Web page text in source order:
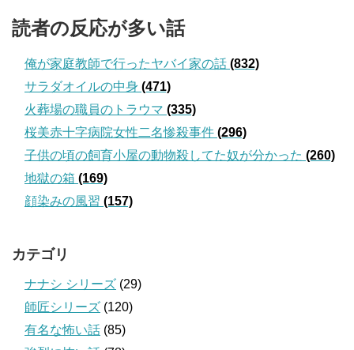
読者の反応が多い話
俺が家庭教師で行ったヤバイ家の話 (832)
サラダオイルの中身 (471)
火葬場の職員のトラウマ (335)
桜美赤十字病院女性二名惨殺事件 (296)
子供の頃の飼育小屋の動物殺してた奴が分かった (260)
地獄の箱 (169)
顔染みの風習 (157)
カテゴリ
ナナシ シリーズ (29)
師匠シリーズ (120)
有名な怖い話 (85)